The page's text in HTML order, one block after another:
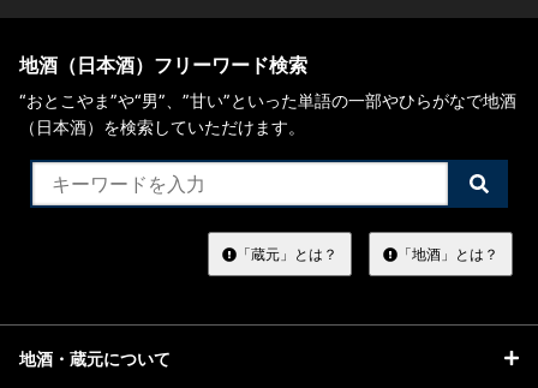
地酒（日本酒）フリーワード検索
“おとこやま”や“男”、”甘い”といった単語の一部やひらがなで地酒
（日本酒）を検索していただけます。
検
索
す
る
「蔵元」とは？ 「地酒」とは？
地酒・蔵元について